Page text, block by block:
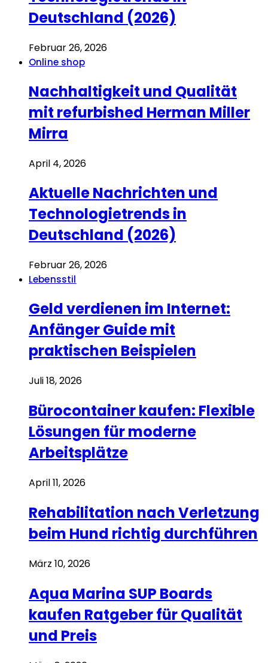
Deutschland (2026)
Februar 26, 2026
Online shop
Nachhaltigkeit und Qualität
mit refurbished Herman Miller
Mirra
April 4, 2026
Aktuelle Nachrichten und
Technologietrends in
Deutschland (2026)
Februar 26, 2026
Lebensstil
Geld verdienen im Internet:
Anfänger Guide mit
praktischen Beispielen
Juli 18, 2026
Bürocontainer kaufen: Flexible
Lösungen für moderne
Arbeitsplätze
April 11, 2026
Rehabilitation nach Verletzung
beim Hund richtig durchführen
März 10, 2026
Aqua Marina SUP Boards
kaufen Ratgeber für Qualität
und Preis